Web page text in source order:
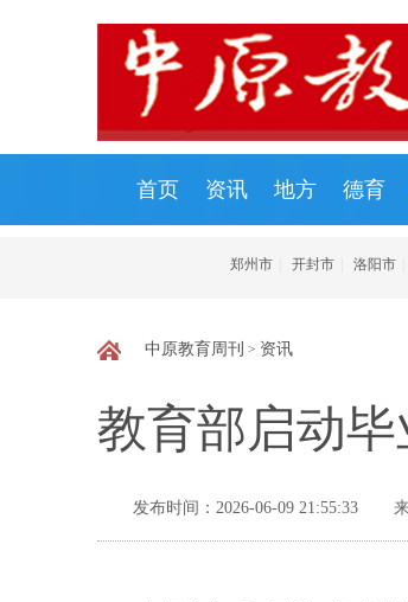
首页 资讯 地方 德育
郑州市 开封市 洛阳市
中原教育周刊 > 资讯
教育部启动
发布时间：2026-06-09 21:55:33